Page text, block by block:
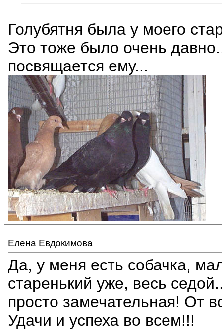
Голубятня была у моего
Это тоже было очень
посвящается ему...
Елена Евдокимова
Да, у меня есть собачка,
старенький уже, весь
просто замечательная! От
Удачи и успеха во всем!!!